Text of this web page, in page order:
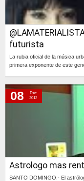
futurista
La rubia oficial de la música
primera exponente de este
Astrologo mas
SANTO DOMINGO.- El
08
Dec
2012